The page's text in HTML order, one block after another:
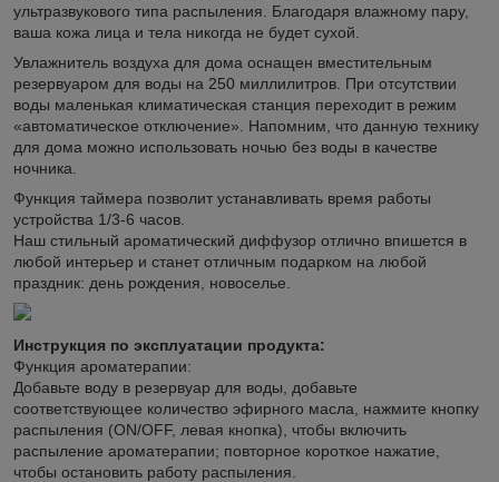
ультразвукового типа распыления. Благодаря влажному пару,
ваша кожа лица и тела никогда не будет сухой.
Увлажнитель воздуха для дома оснащен вместительным
резервуаром для воды на 250 миллилитров. При отсутствии
воды маленькая климатическая станция переходит в режим
«автоматическое отключение». Напомним, что данную технику
для дома можно использовать ночью без воды в качестве
ночника.
Функция таймера позволит устанавливать время работы
устройства 1/3-6 часов.
Наш стильный ароматический диффузор отлично впишется в
любой интерьер и станет отличным подарком на любой
праздник: день рождения, новоселье.
Инструкция по эксплуатации продукта:
Функция ароматерапии:
Добавьте воду в резервуар для воды, добавьте
соответствующее количество эфирного масла, нажмите кнопку
распыления (ON/OFF, левая кнопка), чтобы включить
распыление ароматерапии; повторное короткое нажатие,
чтобы остановить работу распыления.